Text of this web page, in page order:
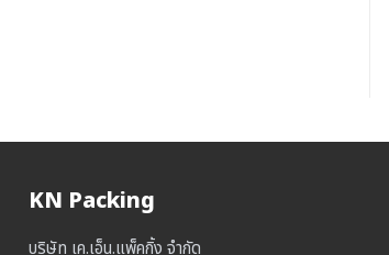
KN Packing
บริษัท เค.เอ็น.แพ็คกิ้ง จำกัด